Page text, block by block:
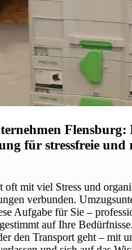
Flensburg:
für stressfreie und
oft mit viel Stress und
verbunden.
Aufgabe für Sie –
auf Ihre
den Transport geht – mit